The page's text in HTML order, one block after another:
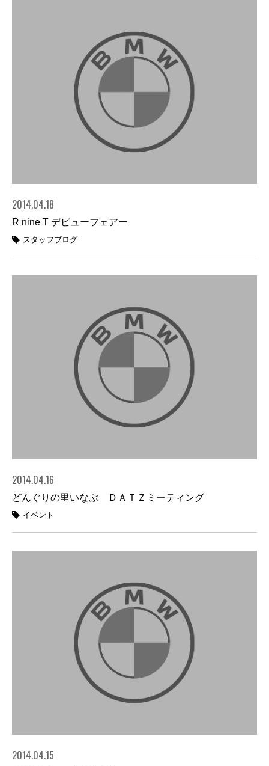
2014.04.18
R nine T デビューフェアー
スタッフブログ
2014.04.16
どんぐりの里いなぶ ＤＡＴＺミーティング
イベント
2014.04.15